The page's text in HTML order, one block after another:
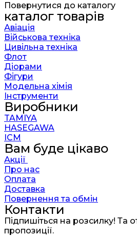
Повернутися до каталогу
каталог товарів
Авіація
Військова техніка
Цивільна техніка
Флот
Діорами
Фігури
Модельна хімія
Інструменти
Виробники
TAMIYA
HASEGAWA
ICM
Вам буде цікаво
Акції
Про нас
Оплата
Доставка
Повернення та обмін
Контакти
Підпишіться на розсилку! Та
пропозиції.